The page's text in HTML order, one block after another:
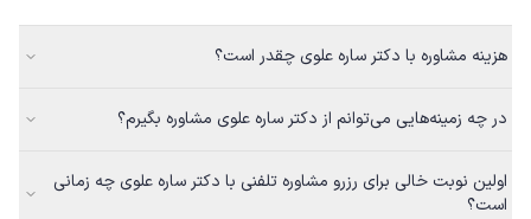
هزینه مشاوره با دکتر ساره علوی چقدر است؟
در چه زمینه‌هایی می‌توانم از دکتر ساره علوی مشاوره بگیرم؟
اولین نوبت خالی برای رزرو مشاوره تلفنی با دکتر ساره علوی چه زمانی
است؟